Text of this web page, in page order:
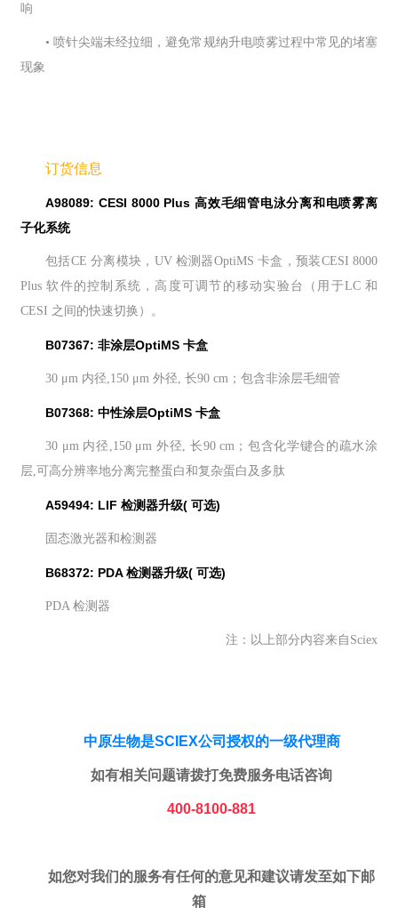
响
• 喷针尖端未经拉细，避免常规纳升电喷雾过程中常见的堵塞
现象
订货信息
A98089: CESI 8000 Plus 高效毛细管电泳分离和电喷雾离
子化系统
包括CE 分离模块，UV 检测器OptiMS 卡盒，预装CESI 8000
Plus 软件的控制系统，高度可调节的移动实验台（用于LC 和
CESI 之间的快速切换）。
B07367: 非涂层OptiMS 卡盒
30 μm 内径,150 μm 外径, 长90 cm；包含非涂层毛细管
B07368: 中性涂层OptiMS 卡盒
30 μm 内径,150 μm 外径, 长90 cm；包含化学键合的疏水涂
层,可高分辨率地分离完整蛋白和复杂蛋白及多肽
A59494: LIF 检测器升级( 可选)
固态激光器和检测器
B68372: PDA 检测器升级( 可选)
PDA 检测器
注：以上部分内容来自Sciex
中原生物是SCIEX公司授权的一级代理商
如有相关问题请拨打免费服务电话咨询
400-8100-881
如您对我们的服务有任何的意见和建议请发至如下邮
箱